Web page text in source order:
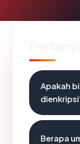
Apakah
Berapa